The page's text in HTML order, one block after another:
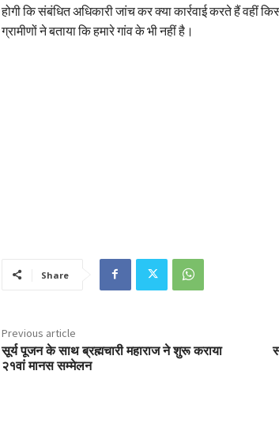
होगी कि संबंधित अधिकारी जांच कर क्या कार्रवाई करते हैं वहीं
ग्रामीणों ने बताया कि हमारे गांव के भी नहीं है।
Share
Previous article
सूर्य पूजन के साथ ब्रह्मचारी महाराज ने शुरू कराया
२१वां मानस सम्मेलन